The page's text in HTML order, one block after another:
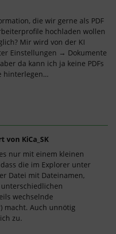
die wir gerne als PDF
hochladen wollen
Mir wird von der KI
Einstellungen → Dokumente
da kann ich ja keine PDFs
hinterlegen…
von KiCa_SK
nur mit einem kleinen
die im Explorer unter
Datei mit Dateinamen,
wechselnde
macht. Auch unnötig
zu.